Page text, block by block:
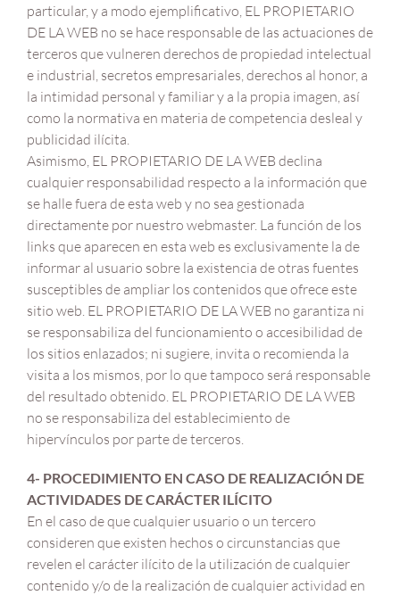
particular, y a modo ejemplificativo, EL PROPIETARIO
DE LA WEB no se hace responsable de las actuaciones de
terceros que vulneren derechos de propiedad intelectual
e industrial, secretos empresariales, derechos al honor, a
la intimidad personal y familiar y a la propia imagen, así
como la normativa en materia de competencia desleal y
publicidad ilícita.
Asimismo, EL PROPIETARIO DE LA WEB declina
cualquier responsabilidad respecto a la información que
se halle fuera de esta web y no sea gestionada
directamente por nuestro webmaster. La función de los
links que aparecen en esta web es exclusivamente la de
informar al usuario sobre la existencia de otras fuentes
susceptibles de ampliar los contenidos que ofrece este
sitio web. EL PROPIETARIO DE LA WEB no garantiza ni
se responsabiliza del funcionamiento o accesibilidad de
los sitios enlazados; ni sugiere, invita o recomienda la
visita a los mismos, por lo que tampoco será responsable
del resultado obtenido. EL PROPIETARIO DE LA WEB
no se responsabiliza del establecimiento de
hipervínculos por parte de terceros.
4- PROCEDIMIENTO EN CASO DE REALIZACIÓN DE
ACTIVIDADES DE CARÁCTER ILÍCITO
En el caso de que cualquier usuario o un tercero
consideren que existen hechos o circunstancias que
revelen el carácter ilícito de la utilización de cualquier
contenido y/o de la realización de cualquier actividad en